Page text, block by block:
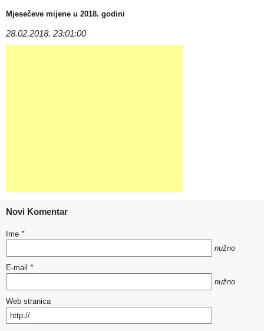
Mjesečeve mijene u 2018. godini
28.02.2018. 23:01:00
Novi Komentar
Ime *
nužno
E-mail *
nužno
Web stranica